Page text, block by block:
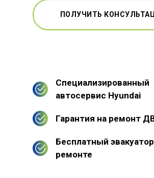
ПОЛУЧИТЬ
Специализированный
автосервис Hyundai
Гарантия на ремонт
Бесплатный
ремонте